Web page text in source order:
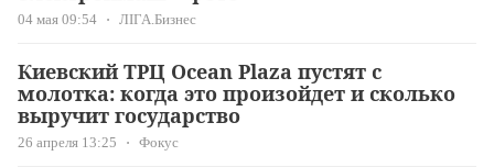
04 мая 09:54 ЛІГА.Бизнес
Киевский ТРЦ Ocean Plaza пустят с
молотка: когда это произойдет и сколько
выручит государство
26 апреля 13:25 Фокус